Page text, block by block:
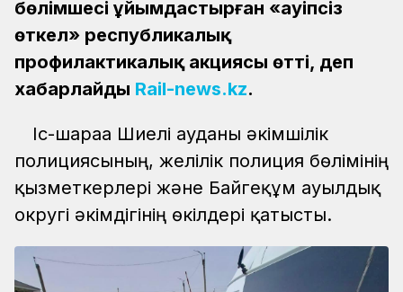
бөлімшесі ұйымдастырған «Қауіпсіз
өткел» республикалық
профилактикалық акциясы өтті, деп
хабарлайды Rail-news.kz.
Іс-шараға Шиелі ауданы әкімшілік
полициясының, желілік полиция бөлімінің
қызметкерлері және Байгеқұм ауылдық
округі әкімдігінің өкілдері қатысты.